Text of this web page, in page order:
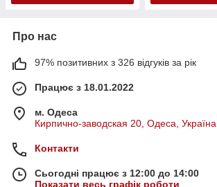
Про нас
97% позитивних з 326 відгуків за рік
Працює з 18.01.2022
м. Одеса
Кирпично-заводская 20, Одеса, Україна
Контакти
Сьогодні працює з 12:00 до 14:00
Показати весь графік роботи